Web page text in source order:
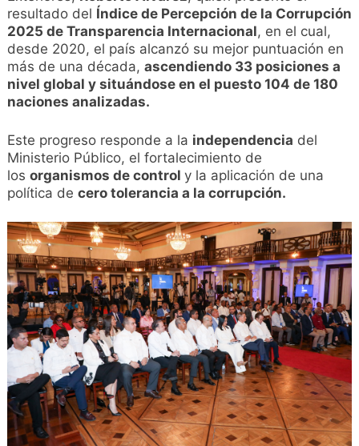
resultado del Índice de Percepción de la Corrupción
2025 de Transparencia Internacional, en el cual,
desde 2020, el país alcanzó su mejor puntuación en
más de una década, ascendiendo 33 posiciones a
nivel global y situándose en el puesto 104 de 180
naciones analizadas.
Este progreso responde a la independencia del
Ministerio Público, el fortalecimiento de
los organismos de control y la aplicación de una
política de cero tolerancia a la corrupción.